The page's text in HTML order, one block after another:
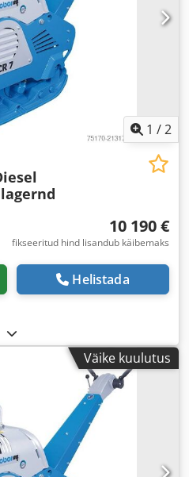
1 /2
10 190 €
fikseeritud hind lisandub käibemaks
Helistada
Väike kuulutus